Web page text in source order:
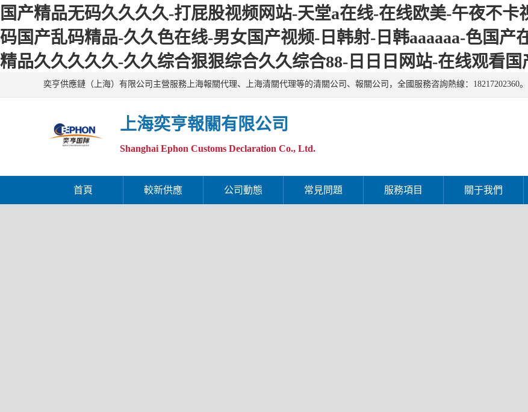
国产精品无码久久久久-打屁股视频网站-天堂a在线-在线欧美-午夜不
码国产乱码精品-久久色在线-男女国产视频-日韩射-日韩aaaaaa-色国产
精品久久久久久-久久综合狠狠综合久久综合88-日日日网站-在线观看
奕亨供應鏈（上海）有限公司主營服務上海報關代理、上海清關代理等的清關公司、報關公司，全國服務咨詢熱線：18217202360。
上海奕亨報關有限公司
Shanghai Ephon Customs Declaration Co., Ltd.
首頁 較新供應 公司動態 常見問題 服務項目 關于我們